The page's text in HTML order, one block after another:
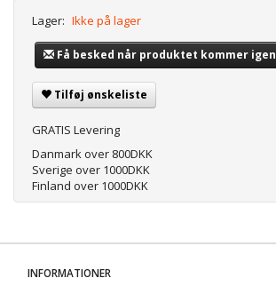
Lager: Ikke på lager
Få besked når produktet kommer igen
Tilføj ønskeliste
GRATIS Levering
Danmark over 800DKK
Sverige over 1000DKK
Finland over 1000DKK
INFORMATIONER